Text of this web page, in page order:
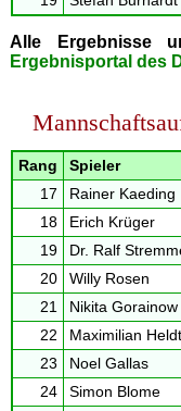
Alle Ergebnisse
Ergebnisportal des
Rang Spieler
17
Rainer Kaeding
18
Erich Krüger
19
Dr. Ralf
20
Willy Rosen
21
Nikita Gorainow
22
Maximilian Heldt
23
Noel Gallas
24
Simon Blome